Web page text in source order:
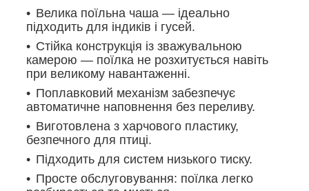
Велика поїльна чаша — ідеально
підходить для індиків і гусей.
Стійка конструкція із зважувальною
камерою — поїлка не розхитується навіть
при великому навантаженні.
Поплавковий механізм забезпечує
автоматичне наповнення без переливу.
Виготовлена з харчового пластику,
безпечного для птиці.
Підходить для систем низького тиску.
Просте обслуговування: поїлка легко